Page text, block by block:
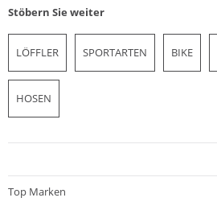
Stöbern Sie weiter
LÖFFLER SPORTARTEN BIKE
HOSEN
Top Marken